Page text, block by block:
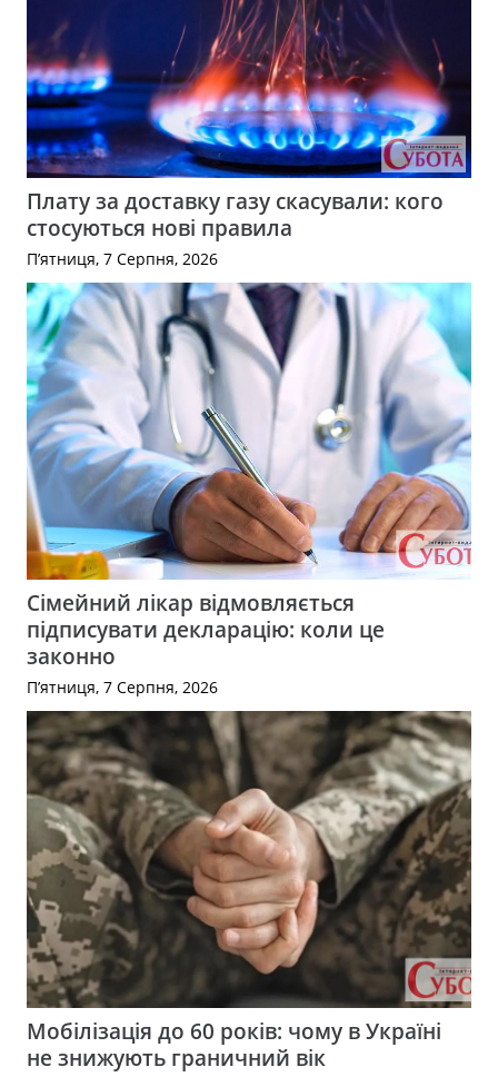
Плату за доставку газу скасували: кого
стосуються нові правила
П’ятниця, 7 Серпня, 2026
Сімейний лікар відмовляється
підписувати декларацію: коли це
законно
П’ятниця, 7 Серпня, 2026
Мобілізація до 60 років: чому в Україні
не знижують граничний вік